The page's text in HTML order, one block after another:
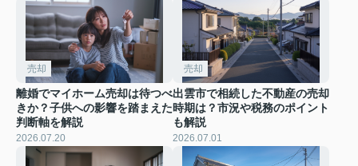
売却
離婚でマイホーム売却は待つべ
きか？子供への影響を踏まえた
判断軸を解説
2026.07.20
売却
出雲市で相続した不動産の売却
時期は？市況や税務のポイント
も解説
2026.07.01